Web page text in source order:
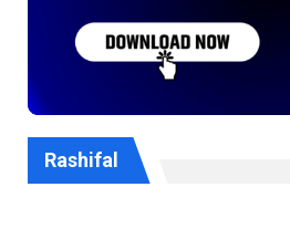
Rashifal